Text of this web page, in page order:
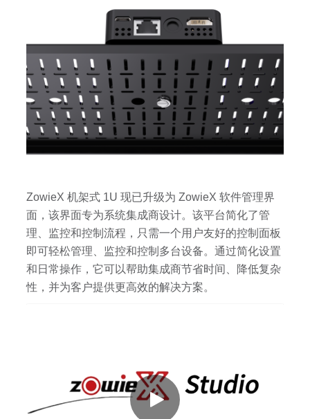
ZowieX 机架式 1U 现已升级为 ZowieX 软件管理界
面，该界面专为系统集成商设计。该平台简化了管
理、监控和控制流程，只需一个用户友好的控制面板
即可轻松管理、监控和控制多台设备。通过简化设置
和日常操作，它可以帮助集成商节省时间、降低复杂
性，并为客户提供更高效的解决方案。